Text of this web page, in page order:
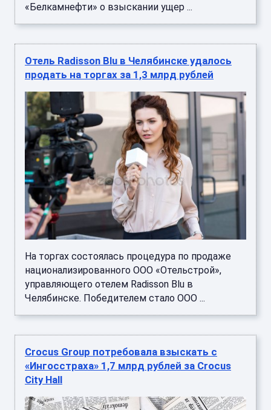
«Белкамнефти» о взыскании ущер ...
Отель Radisson Blu в Челябинске удалось
продать на торгах за 1,3 млрд рублей
На торгах состоялась процедура по продаже
национализированного ООО «Отельстрой»,
управляющего отелем Radisson Blu в
Челябинске. Победителем стало ООО ...
Crocus Group потребовала взыскать с
«Ингосстраха» 1,7 млрд рублей за Crocus
City Hall